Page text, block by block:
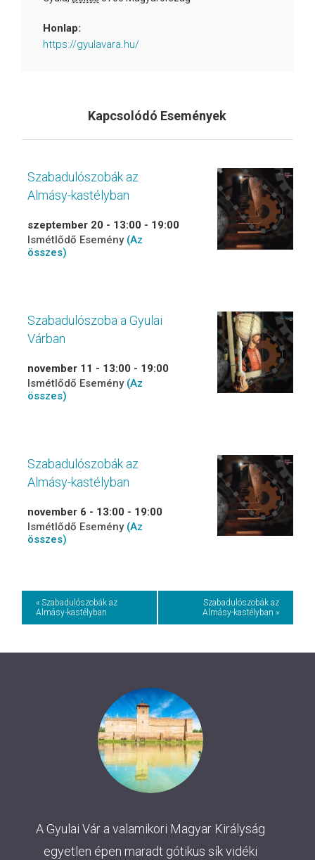
Honlap:
https://gyulavara.hu/
Kapcsolódó Események
Szabadulószobák az
Almásy-kastélyban
szeptember 20 - 13:00 - 19:00
Ismétlődő Esemény (Az
összes)
Szabadulószoba a Gyulai
Várban
november 11 - 13:00 - 19:00
Ismétlődő Esemény (Az
összes)
Szabadulószobák az
Almásy-kastélyban
november 6 - 13:00 - 19:00
Ismétlődő Esemény (Az
összes)
Event
Navigation
« Szabadulószobák az
Almásy-kastélyban
Szabadulószobák az
Almásy-kastélyban »
A Gyulai Vár a valamikori Magyar Királyság
egyetlen épen maradt gótikus sík vidéki